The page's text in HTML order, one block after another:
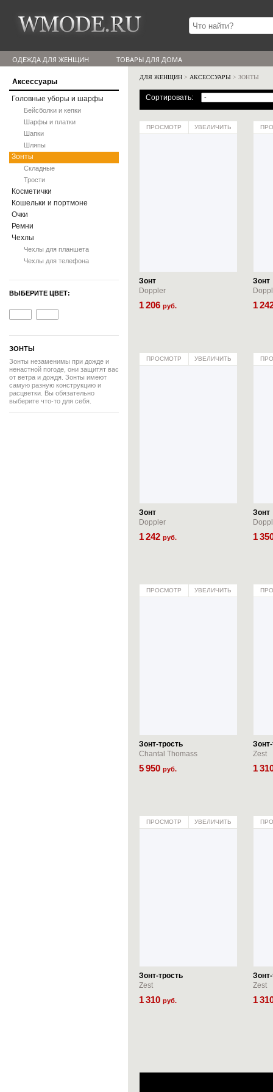
ОДЕЖДА ДЛЯ ЖЕНЩИН ТОВАРЫ ДЛЯ ДОМА
Аксессуары
Головные уборы и шарфы
Бейсболки и кепки
Шарфы и платки
Шапки
Шляпы
Зонты
Складные
Трости
Косметички
Кошельки и портмоне
Очки
Ремни
Чехлы
Чехлы для планшета
Чехлы для телефона
ВЫБЕРИТЕ ЦВЕТ:
ЗОНТЫ
Зонты незаменимы при дожде и
ненастной погоде, они защитят вас
от ветра и дождя. Зонты имеют
самую разную конструкцию и
расцветки. Вы обязательно
выберите что-то для себя.
ДЛЯ ЖЕНЩИН > АКСЕССУАРЫ > ЗОНТЫ
Сортировать:
ПРОСМОТР УВЕЛИЧИТЬ
Зонт
Doppler
1206 руб.
Зонт
1
ПРОСМОТР УВЕЛИЧИТЬ
Зонт
Doppler
1242 руб.
Зонт
1
ПРОСМОТР УВЕЛИЧИТЬ
Зонт-трость
Chantal Thomass
5950 руб.
Zest
1
ПРОСМОТР УВЕЛИЧИТЬ
Зонт-трость
Zest
1310 руб.
Zest
1